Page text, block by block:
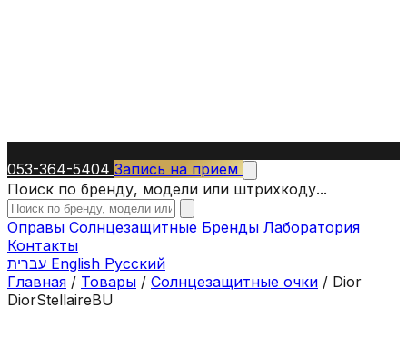
053-364-5404 Запись на прием
Поиск по бренду, модели или штрихкоду...
Оправы Солнцезащитные Бренды Лаборатория
Контакты
English Русский
Главная / Товары / Солнцезащитные очки / Dior
DiorStellaireBU